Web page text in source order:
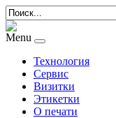
Menu
Технология
Сервис
Визитки
Этикетки
О печати